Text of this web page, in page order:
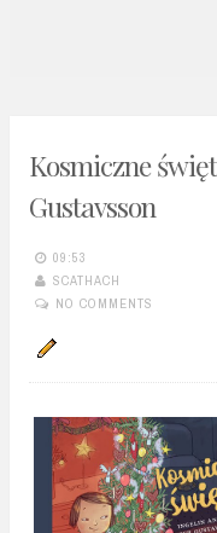
Kosmiczne
Gustavsson
09:53
SCATHACH
NO COMMENTS